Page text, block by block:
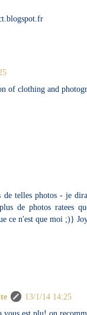
of clothing and
de telles photos - je
de photos ratees
ce n'est que moi ;)}
13/1/14 14:25
vous est plu! on